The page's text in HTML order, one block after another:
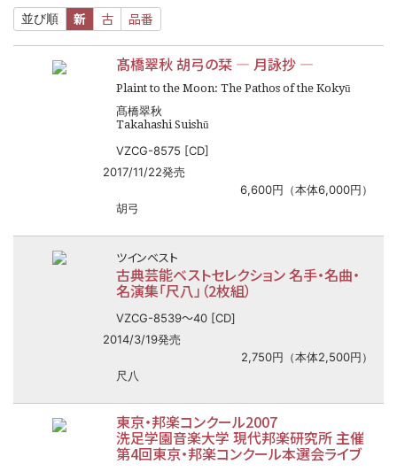
並び順 新 古 品番
髙橋翠秋 胡弓の栞 ― 月詠抄 ―
Plaint to the Moon: The Pathos of the Kokyū
髙橋翠秋
Takahashi Suishū
VZCG-8575 [CD]
2017/11/22発売
6,600円（本体6,000円）
胡弓
ツインベスト
古典芸能ベストセレクション 名手・名曲・
名演集「尺八」（2枚組）
VZCG-8539〜40 [CD]
2014/3/19発売
2,750円（本体2,500円）
尺八
東京・邦楽コンクール2007
洗足学園音楽大学 現代邦楽研究所 主催
第4回東京・邦楽コンクール本選会ライブ